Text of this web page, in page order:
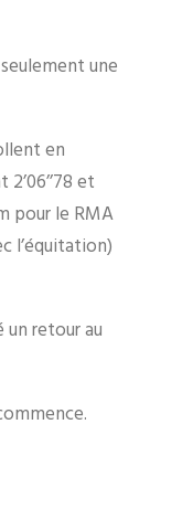
une
en
et
pour le RMA
l’équitation)
retour au